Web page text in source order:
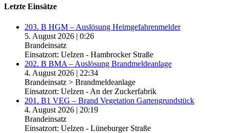
Letzte Einsätze
203. B HGM – Auslösung Heimgefahrenmelder
5. August 2026 | 0:26
Brandeinsatz
Einsatzort: Uelzen - Hambrocker Straße
202. B BMA – Auslösung Brandmeldeanlage
4. August 2026 | 22:34
Brandeinsatz > Brandmeldeanlage
Einsatzort: Uelzen - An der Zuckerfabrik
201. B1 VEG – Brand Vegetation Gartengrundstück
4. August 2026 | 20:19
Brandeinsatz
Einsatzort: Uelzen - Lüneburger Straße